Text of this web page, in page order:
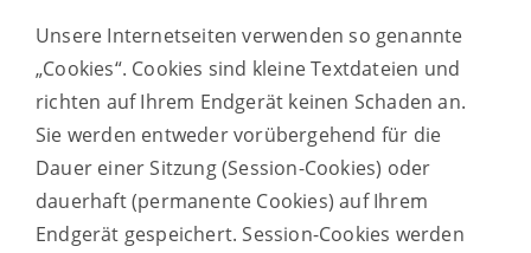
Unsere Internetseiten verwenden so genannte
„Cookies“. Cookies sind kleine Textdateien und
richten auf Ihrem Endgerät keinen Schaden an.
Sie werden entweder vorübergehend für die
Dauer einer Sitzung (Session-Cookies) oder
dauerhaft (permanente Cookies) auf Ihrem
Endgerät gespeichert. Session-Cookies werden